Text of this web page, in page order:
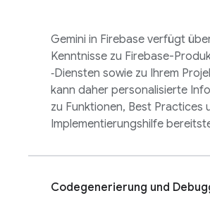
Gemini in Firebase verfügt
Kenntnisse zu Firebase-
‑Diensten sowie zu Ihrem
kann daher personalisierte
zu Funktionen, Best Practices
Implementierungshilfe
Codegenerierung und